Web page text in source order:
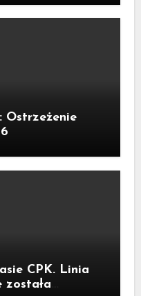
Ostrzeżenie
CPK. Linia
została